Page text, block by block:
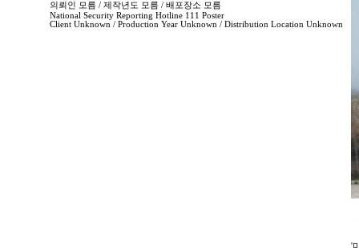
의뢰인 모름 / 제작년도 모름 / 배포장소 모름
National Security Reporting Hotline 111 Poster
Client Unknown / Production Year Unknown / Distribution Location Unknown
'